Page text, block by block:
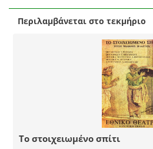
Περιλαμβάνεται στο τεκμήριο
Το στοιχειωμένο σπίτι